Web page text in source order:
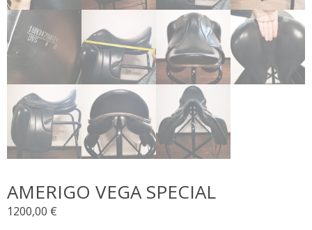
AMERIGO VEGA SPECIAL
1200,00 €